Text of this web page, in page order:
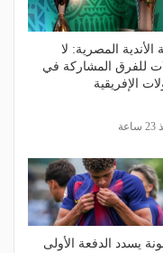
الأندية المصرية: لا
للفرق المشاركة في
الإفريقية
يسدد الدفعة الأولى